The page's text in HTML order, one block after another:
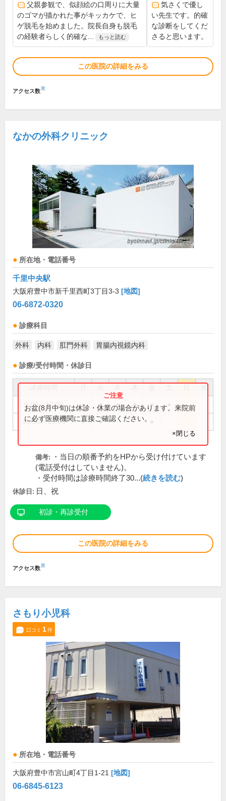
父親参観で、似顔絵の口周りに大量
のゴマが描かれた事がキッカケで、ヒ
ゲ脱毛を始めました。院長自身も脱毛
の経験者らしく的確な...
もっと読む
気さくで優し
い先生です。的確
な診断をしてくだ
さると思います。
この医院の詳細をみる
アクセス数※
なかの外科クリニック
所在地・電話番号
千里中央駅
大阪府豊中市新千里西町3丁目3-3 [地図]
06-6872-0320
診療科目
外科 内科 肛門外科 胃腸内視鏡内科
診療/受付時間・休診日
祝
9:00～12:00 ● ● ● ● ●
16:30～19:00 ● ●
お盆(8月中旬)は休診・休業の場合があります。来院前
に必ず医療機関に直接ご確認ください。
×閉じる
備考:
・当日の順番予約をHPから受け付けています
(電話受付はしていません)。
・受付時間は診療時間終了30...(続きを読む)
休診日: 日、祝
初診・再診受付
この医院の詳細をみる
アクセス数※
さもり小児科
口コミ 1件
所在地・電話番号
大阪府豊中市宮山町4丁目1-21 [地図]
06-6845-6123